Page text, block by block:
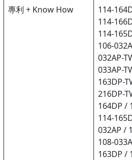
專利 + Know How
114-
114-
114-
106-
032AP-
033AP-
163DP-
216DP-
164DP /
114-
032AP /
108-
163DP /